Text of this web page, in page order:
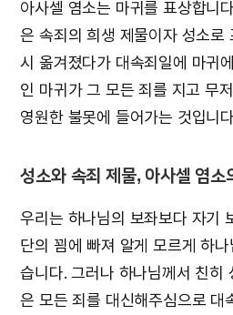
아사셀 염소는 마귀를 표상합니
은 속죄의 희생 제물이자 성소로
시 옮겨졌다가 대속죄일에 마귀
인 마귀가 그 모든 죄를 지고 무
영원한 불못에 들어가는 것입니
성소와 속죄 제물, 아사셀 염소
우리는 하나님의 보좌보다 자기
단의 꾐에 빠져 알게 모르게 하
습니다. 그러나 하나님께서 친히
은 모든 죄를 대신해주심으로 대